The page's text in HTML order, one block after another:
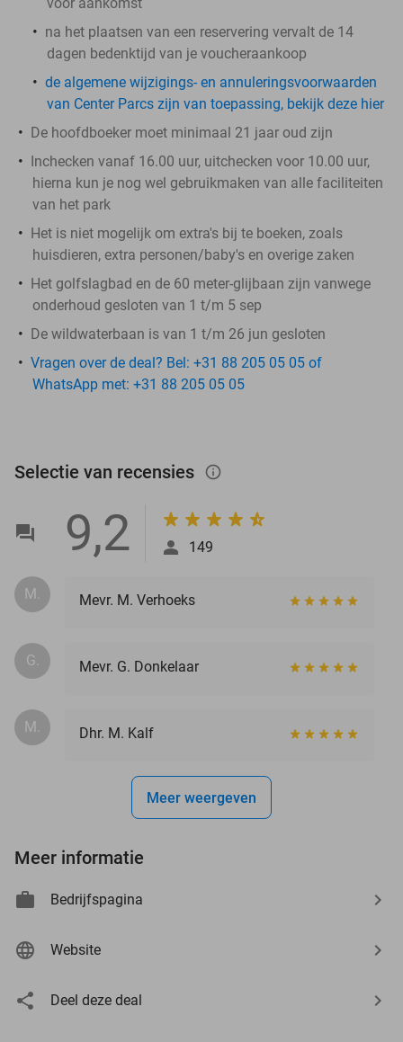
na het plaatsen van een reservering vervalt de 14
dagen bedenktijd van je voucheraankoop
de algemene wijzigings- en annuleringsvoorwaarden
van Center Parcs zijn van toepassing, bekijk deze hier
De hoofdboeker moet minimaal 21 jaar oud zijn
Inchecken vanaf 16.00 uur, uitchecken voor 10.00 uur,
hierna kun je nog wel gebruikmaken van alle faciliteiten
van het park
Het is niet mogelijk om extra's bij te boeken, zoals
huisdieren, extra personen/baby's en overige zaken
Het golfslagbad en de 60 meter-glijbaan zijn vanwege
onderhoud gesloten van 1 t/m 5 sep
De wildwaterbaan is van 1 t/m 26 jun gesloten
Vragen over de deal? Bel: +31 88 205 05 05 of
WhatsApp met: +31 88 205 05 05
Selectie van recensies info_outlined
9,2 149
M. Mevr. M. Verhoeks
G. Mevr. G. Donkelaar
M. Dhr. M. Kalf
Meer weergeven
Meer informatie
Bedrijfspagina
Website
Deel deze deal